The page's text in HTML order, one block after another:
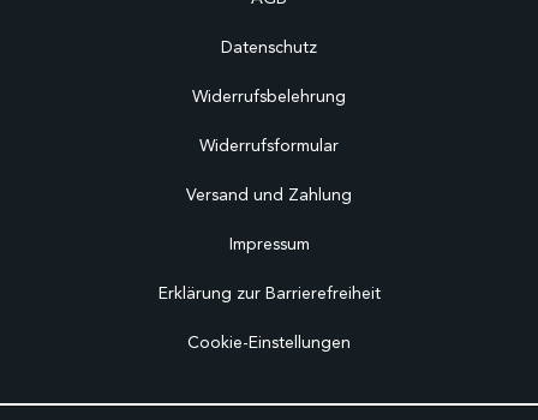
Datenschutz
Widerrufsbelehrung
Widerrufsformular
Versand und Zahlung
Impressum
Erklärung zur Barrierefreiheit
Cookie-Einstellungen